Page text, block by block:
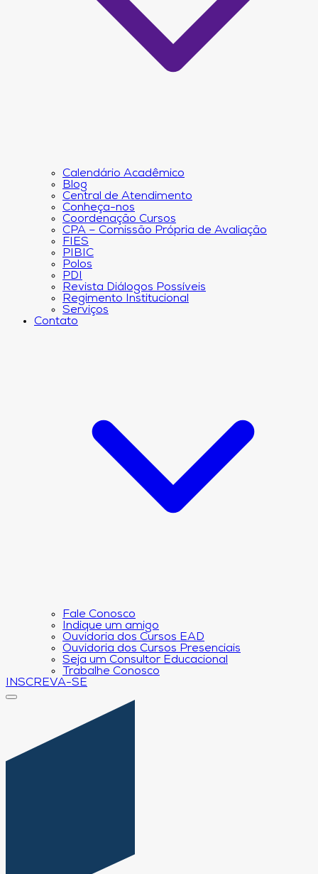
Calendário Acadêmico
Blog
Central de Atendimento
Conheça-nos
Coordenação Cursos
CPA – Comissão Própria de Avaliação
FIES
PIBIC
Polos
PDI
Revista Diálogos Possíveis
Regimento Institucional
Serviços
Contato
Fale Conosco
Indique um amigo
Ouvidoria dos Cursos EAD
Ouvidoria dos Cursos Presenciais
Seja um Consultor Educacional
Trabalhe Conosco
INSCREVA-SE